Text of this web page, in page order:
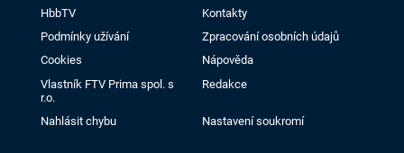
HbbTV
Kontakty
Podmínky užívání
Zpracování osobních údajů
Cookies
Nápověda
Vlastník FTV Prima spol. s
r.o.
Redakce
Nahlásit chybu Nastavení soukromí